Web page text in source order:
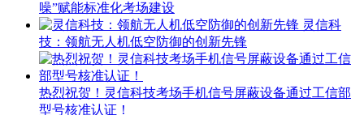
噪”赋能标准化考场建设
灵信科
技：领航无人机低空防御的创新先锋
热烈祝贺！灵信科技考场手机信号屏蔽设备通过工信部
型号核准认证！